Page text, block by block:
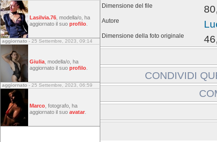
Dimensione del file
Autore
Dimensione della foto originale
CONDIVIDI
Includi immagine:
Gli ospiti non possono
Lasilvia.76 , modella/o, ha
aggiornato il suo profilo
aggiornato - 25 Settembre, 2023, 09:14
Giulia , modella/o, ha
aggiornato il suo profilo
aggiornato - 25 Settembre, 2023, 06:59
Marco , fotografo, ha
aggiornato il suo avatar